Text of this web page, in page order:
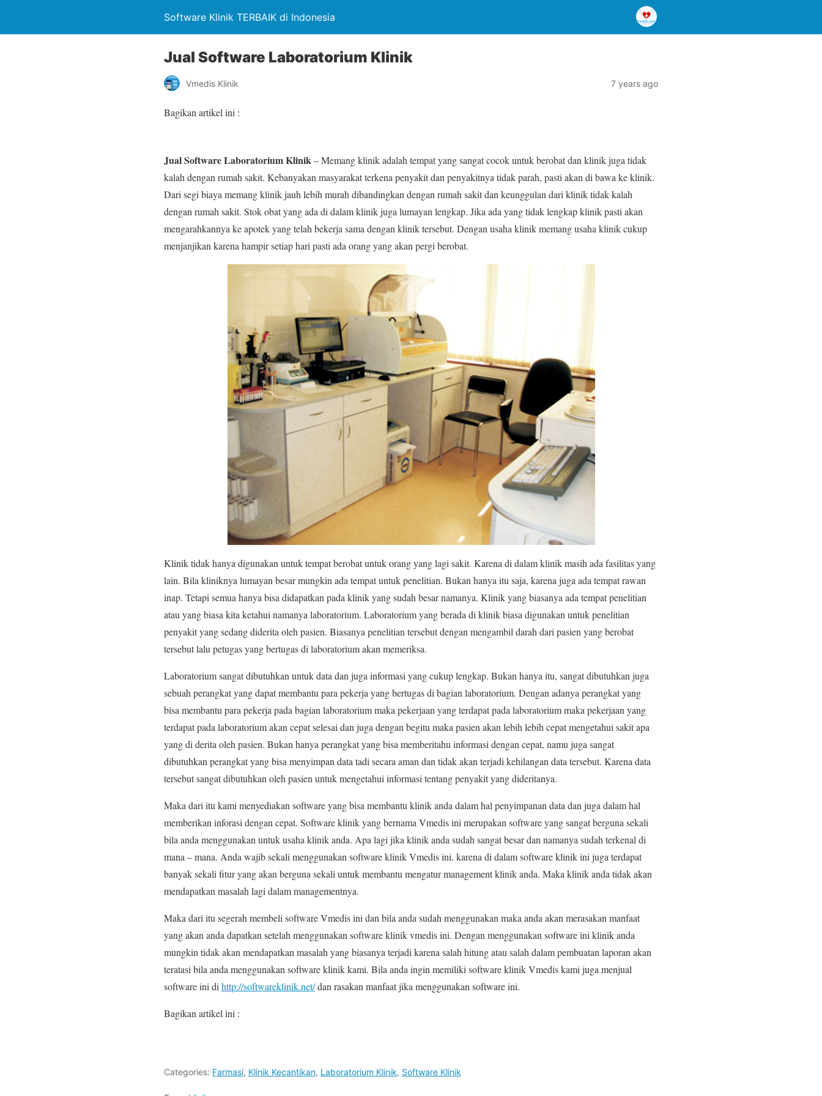
Software Klinik TERBAIK di Indonesia
Jual Software Laboratorium Klinik
Vmedis Klinik 7 years ago
Bagikan artikel ini :
Jual Software Laboratorium Klinik– Memang klinik adalah tempat yang sangat cocok untuk berobat dan klinik juga tidak
kalah dengan rumah sakit. Kebanyakan masyarakat terkena penyakit dan penyakitnya tidak parah, pasti akan di bawa ke klinik.
Dari segi biaya memang klinik jauh lebih murah dibandingkan dengan rumah sakit dan keunggulan dari klinik tidak kalah
dengan rumah sakit. Stok obat yang ada di dalam klinik juga lumayan lengkap. Jika ada yang tidak lengkap klinik pasti akan
mengarahkannya ke apotek yang telah bekerja sama dengan klinik tersebut. Dengan usaha klinik memang usaha klinik cukup
menjanjikan karena hampir setiap hari pasti ada orang yang akan pergi berobat.
Klinik tidak hanya digunakan untuk tempat berobat untuk orang yang lagi sakit. Karena di dalam klinik masih ada fasilitas yang
lain. Bila kliniknya lumayan besar mungkin ada tempat untuk penelitian. Bukan hanya itu saja, karena juga ada tempat rawan
inap. Tetapi semua hanya bisa didapatkan pada klinik yang sudah besar namanya. Klinik yang biasanya ada tempat penelitian
atau yang biasa kita ketahui namanya laboratorium. Laboratorium yang berada di klinik biasa digunakan untuk penelitian
penyakit yang sedang diderita oleh pasien. Biasanya penelitian tersebut dengan mengambil darah dari pasien yang berobat
tersebut lalu petugas yang bertugas di laboratorium akan memeriksa.
Laboratorium sangat dibutuhkan untuk data dan juga informasi yang cukup lengkap. Bukan hanya itu, sangat dibutuhkan juga
sebuah perangkat yang dapat membantu para pekerja yang bertugas di bagian laboratorium. Dengan adanya perangkat yang
bisa membantu para pekerja pada bagian laboratorium maka pekerjaan yang terdapat pada laboratorium maka pekerjaan yang
terdapat pada laboratorium akan cepat selesai dan juga dengan begitu maka pasien akan lebih lebih cepat mengetahui sakit apa
yang di derita oleh pasien. Bukan hanya perangkat yang bisa memberitahu informasi dengan cepat, namu juga sangat
dibutuhkan perangkat yang bisa menyimpan data tadi secara aman dan tidak akan terjadi kehilangan data tersebut. Karena data
tersebut sangat dibutuhkan oleh pasien untuk mengetahui informasi tentang penyakit yang dideritanya.
Maka dari itu kami menyediakan software yang bisa membantu klinik anda dalam hal penyimpanan data dan juga dalam hal
memberikan inforasi dengan cepat. Software klinik yang bernama Vmedis ini merupakan software yang sangat berguna sekali
bila anda menggunakan untuk usaha klinik anda. Apa lagi jika klinik anda sudah sangat besar dan namanya sudah terkenal di
mana – mana. Anda wajib sekali menggunakan software klinik Vmedis ini. karena di dalam software klinik ini juga terdapat
banyak sekali fitur yang akan berguna sekali untuk membantu mengatur management klinik anda. Maka klinik anda tidak akan
mendapatkan masalah lagi dalam managementnya.
Maka dari itu segerah membeli software Vmedis ini dan bila anda sudah menggunakan maka anda akan merasakan manfaat
yang akan anda dapatkan setelah menggunakan software klinik vmedis ini. Dengan menggunakan software ini klinik anda
mungkin tidak akan mendapatkan masalah yang biasanya terjadi karena salah hitung atau salah dalam pembuatan laporan akan
teratasi bila anda menggunakan software klinik kami. Bila anda ingin memiliki software klinik Vmedis kami juga menjual
software ini di http://softwareklinik.net/dan rasakan manfaat jika menggunakan software ini.
Bagikan artikel ini :
Categories: Farmasi, Klinik Kecantikan, Laboratorium Klinik, Software Klinik